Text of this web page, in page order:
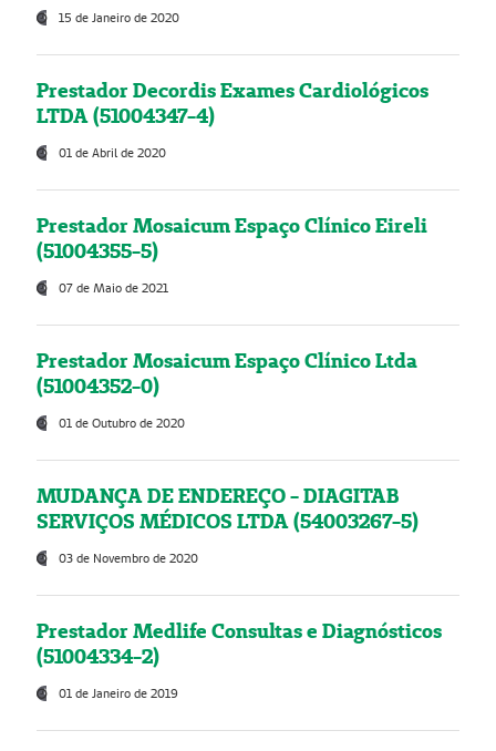
15 de Janeiro de 2020
Prestador Decordis Exames Cardiológicos
LTDA (51004347-4)
01 de Abril de 2020
Prestador Mosaicum Espaço Clínico Eireli
(51004355-5)
07 de Maio de 2021
Prestador Mosaicum Espaço Clínico Ltda
(51004352-0)
01 de Outubro de 2020
MUDANÇA DE ENDEREÇO - DIAGITAB
SERVIÇOS MÉDICOS LTDA (54003267-5)
03 de Novembro de 2020
Prestador Medlife Consultas e Diagnósticos
(51004334-2)
01 de Janeiro de 2019